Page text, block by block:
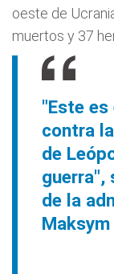
oeste de
muertos y 37
"Este
contra
de
guerra",
de la